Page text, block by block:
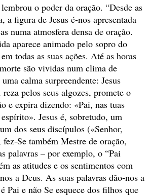
o poder da oração. “Desde as
a figura de Jesus é-nos apresentada
numa atmosfera densa de oração.
aparece animado pelo sopro do
todas as suas ações. Até as horas
são vividas num clima de
calma surpreendente: Jesus
pelos seus algozes, promete o
e expira dizendo: «Pai, nas tuas
Jesus é, sobretudo, um
dos seus discípulos («Senhor,
Se também Mestre de oração,
palavras – por exemplo, o “Pai
as atitudes e os sentimentos com
a Deus. As suas palavras dão-nos a
Pai e não Se esquece dos filhos que